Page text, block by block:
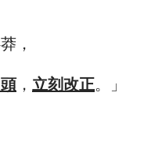
，
， 立刻改正。」